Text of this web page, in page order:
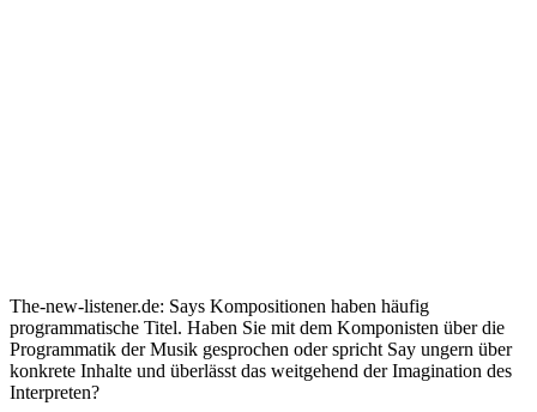
The-new-listener.de: Says Kompositionen haben häufig
programmatische Titel. Haben Sie mit dem Komponisten über die
Programmatik der Musik gesprochen oder spricht Say ungern über
konkrete Inhalte und überlässt das weitgehend der Imagination des
Interpreten?